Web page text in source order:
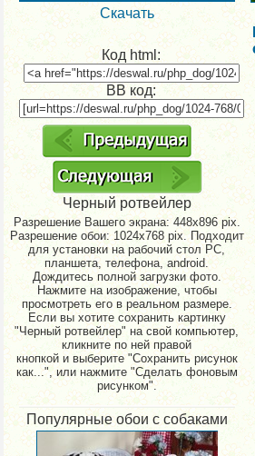
Скачать
Код html:
BB код:
Черный ротвейлер
Разрешение Вашего экрана: 448x896 pix.
Разрешение обои: 1024x768 pix. Подходит
для установки на рабочий стол PC,
планшета, телефона, android.
Дождитесь полной загрузки фото.
Нажмите на изображение, чтобы
просмотреть его в реальном размере.
Если вы хотите сохранить картинку
"Черный ротвейлер" на свой компьютер,
кликните по ней правой
кнопкой и выберите "Сохранить рисунок
как...", или нажмите "Сделать фоновым
рисунком".
Популярные обои с собаками